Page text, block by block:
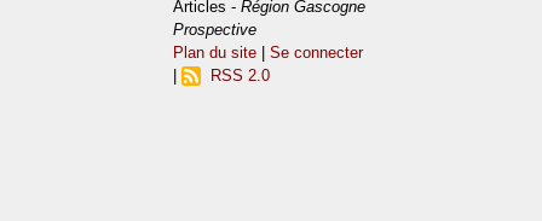
Articles -Région Gascogne
Prospective
Plan du site |Se connecter
RSS 2.0